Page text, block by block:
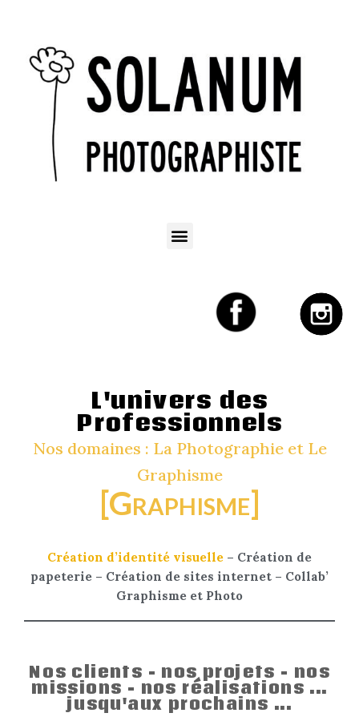
L'univers des
Professionnels
Nos domaines : La Photographie et Le
Graphisme
[Graphisme]
Création d’identité visuelle – Création de
papeterie – Création de sites internet – Collab’
Graphisme et Photo
Nos clients - nos projets - nos
missions - nos réalisations ...
jusqu'aux prochains ...